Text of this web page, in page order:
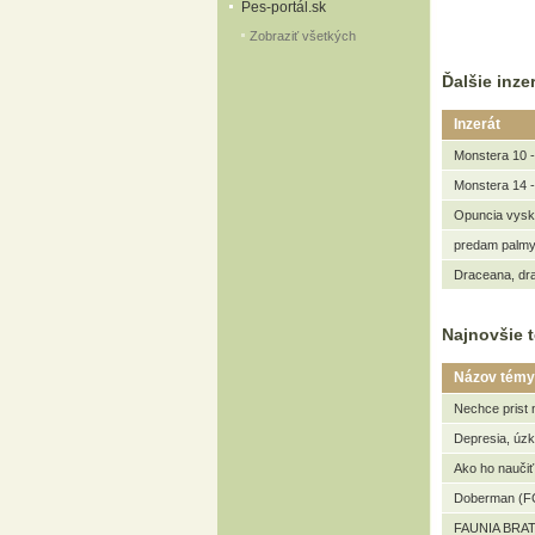
Pes-portál.sk
Zobraziť všetkých
Ďalšie
Inzerát
Monstera 10
Monstera 14
Opuncia
predam
Draceana,
Najnovšie
Názov témy
Nechce prist
Depresia,
Ako ho
Doberman
FAUNIA